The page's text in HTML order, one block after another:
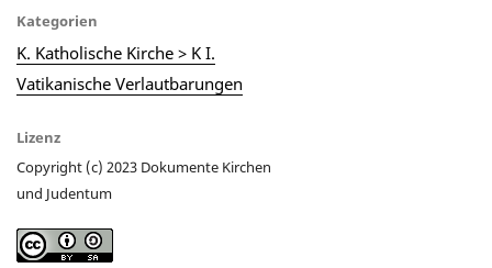
Kategorien
K. Katholische Kirche > K I.
Vatikanische Verlautbarungen
Lizenz
Copyright (c) 2023 Dokumente Kirchen
und Judentum